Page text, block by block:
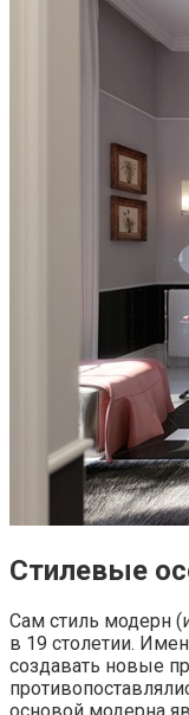
Стилевые
Сам стиль модерн
в 19 столетии.
создавать новые